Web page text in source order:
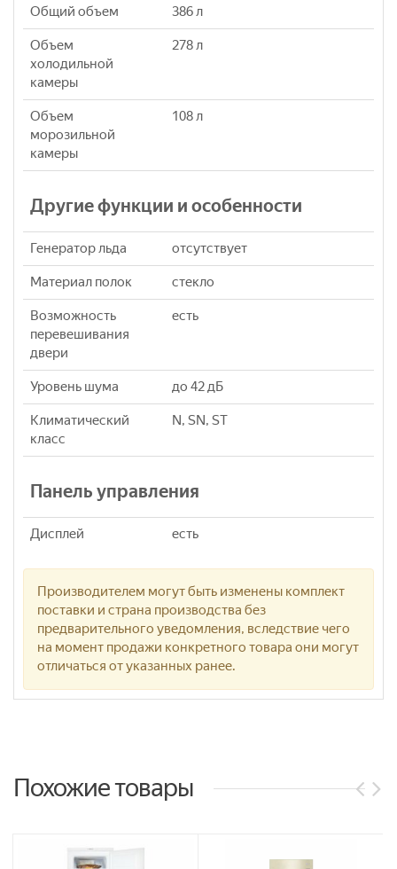
Общий объем 386 л
Объем
холодильной
камеры
278 л
Объем
морозильной
камеры
108 л
Другие функции и особенности
Генератор льда отсутствует
Материал полок стекло
Возможность
перевешивания
двери
есть
Уровень шума до 42 дБ
Климатический
класс
N, SN, ST
Панель управления
Дисплей есть
Производителем могут быть изменены комплект
поставки и страна производства без
предварительного уведомления, вследствие чего
на момент продажи конкретного товара они могут
отличаться от указанных ранее.
Похожие товары